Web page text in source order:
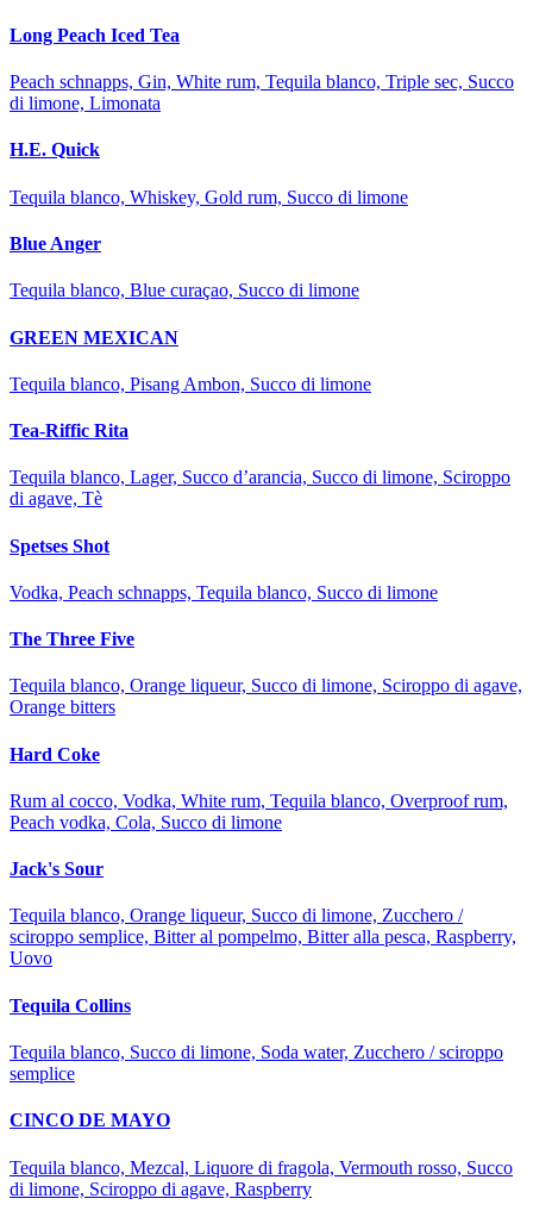
Long Peach Iced Tea
Peach schnapps, Gin, White rum, Tequila blanco, Triple sec, Succo
di limone, Limonata
H.E. Quick
Tequila blanco, Whiskey, Gold rum, Succo di limone
Blue Anger
Tequila blanco, Blue curaçao, Succo di limone
GREEN MEXICAN
Tequila blanco, Pisang Ambon, Succo di limone
Tea-Riffic Rita
Tequila blanco, Lager, Succo d’arancia, Succo di limone, Sciroppo
di agave, Tè
Spetses Shot
Vodka, Peach schnapps, Tequila blanco, Succo di limone
The Three Five
Tequila blanco, Orange liqueur, Succo di limone, Sciroppo di agave,
Orange bitters
Hard Coke
Rum al cocco, Vodka, White rum, Tequila blanco, Overproof rum,
Peach vodka, Cola, Succo di limone
Jack's Sour
Tequila blanco, Orange liqueur, Succo di limone, Zucchero /
sciroppo semplice, Bitter al pompelmo, Bitter alla pesca, Raspberry,
Uovo
Tequila Collins
Tequila blanco, Succo di limone, Soda water, Zucchero / sciroppo
semplice
CINCO DE MAYO
Tequila blanco, Mezcal, Liquore di fragola, Vermouth rosso, Succo
di limone, Sciroppo di agave, Raspberry